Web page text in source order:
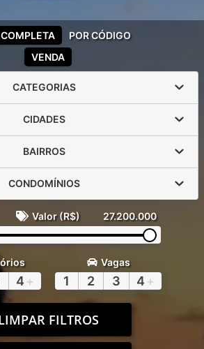
VENDA
POR CÓDIGO
CATEGORIAS
CIDADES
BAIRROS
CONDOMÍNIOS
Valor (R$) 27.200.000
4 +
Vagas
1 2 3 4 +
FILTROS